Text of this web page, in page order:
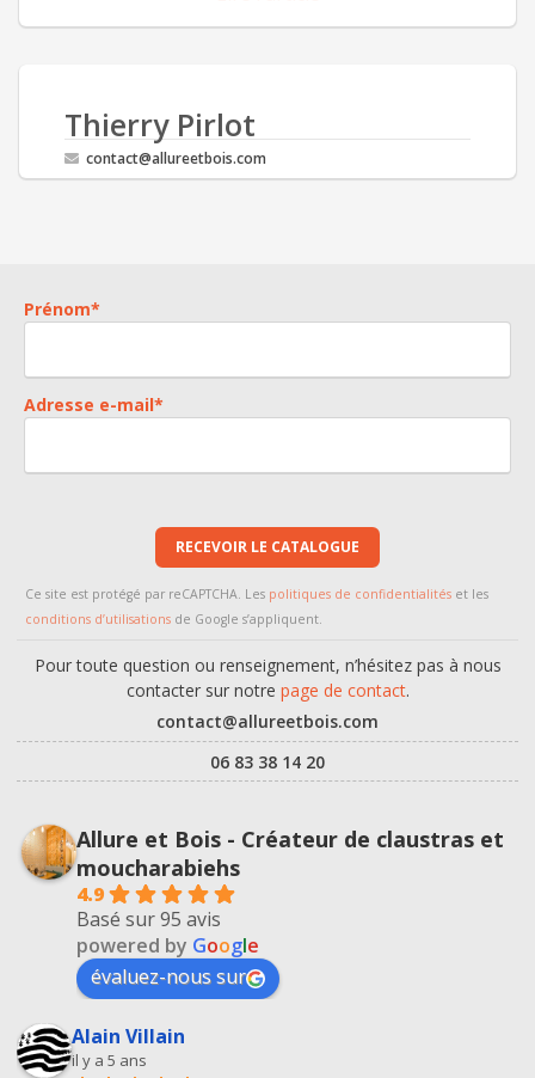
Thierry Pirlot
contact@allureetbois.com
Prénom*
Adresse e-mail*
RECEVOIR LE CATALOGUE
Ce site est protégé par reCAPTCHA. Les politiques de confidentialités et les
conditions d’utilisations de Google s’appliquent.
Pour toute question ou renseignement, n’hésitez pas à nous
contacter sur notre page de contact.
contact@allureetbois.com
06 83 38 14 20
Allure et Bois - Créateur de claustras et
moucharabiehs
4.9
Basé sur 95 avis
powered by Google
évaluez-nous sur
Alain Villain
il y a 5 ans